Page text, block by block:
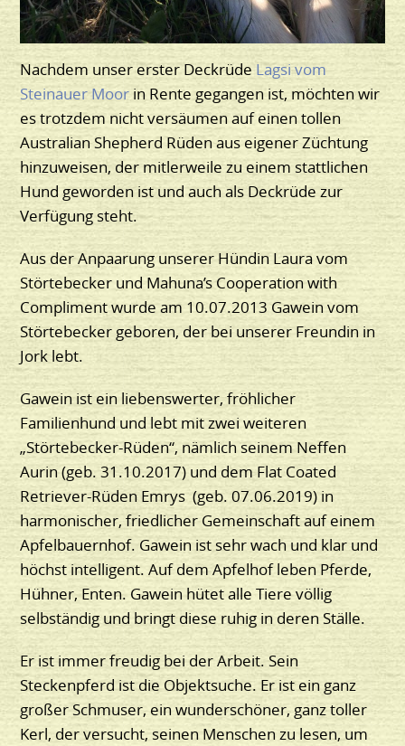
Nachdem unser erster Deckrüde Lagsi vom
Steinauer Moor in Rente gegangen ist, möchten wir
es trotzdem nicht versäumen auf einen tollen
Australian Shepherd Rüden aus eigener Züchtung
hinzuweisen, der mitlerweile zu einem stattlichen
Hund geworden ist und auch als Deckrüde zur
Verfügung steht.
Aus der Anpaarung unserer Hündin Laura vom
Störtebecker und Mahuna’s Cooperation with
Compliment wurde am 10.07.2013 Gawein vom
Störtebecker geboren, der bei unserer Freundin in
Jork lebt.
Gawein ist ein liebenswerter, fröhlicher
Familienhund und lebt mit zwei weiteren
„Störtebecker-Rüden“, nämlich seinem Neffen
Aurin (geb. 31.10.2017) und dem Flat Coated
Retriever-Rüden Emrys (geb. 07.06.2019) in
harmonischer, friedlicher Gemeinschaft auf einem
Apfelbauernhof. Gawein ist sehr wach und klar und
höchst intelligent. Auf dem Apfelhof leben Pferde,
Hühner, Enten. Gawein hütet alle Tiere völlig
selbständig und bringt diese ruhig in deren Ställe.
Er ist immer freudig bei der Arbeit. Sein
Steckenpferd ist die Objektsuche. Er ist ein ganz
großer Schmuser, ein wunderschöner, ganz toller
Kerl, der versucht, seinen Menschen zu lesen, um